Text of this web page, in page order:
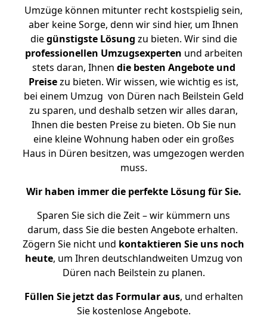
Umzüge können mitunter recht kostspielig sein,
aber keine Sorge, denn wir sind hier, um Ihnen
diegünstigste Lösung zu bieten. Wir sind die
professionellen Umzugsexperten und arbeiten
stets daran, Ihnen die besten Angebote und
Preisezu bieten. Wir wissen, wie wichtig es ist,
bei einem Umzug von Düren nach Beilstein Geld
zu sparen, und deshalb setzen wir alles daran,
Ihnen die besten Preise zu bieten. Ob Sie nun
eine kleine Wohnung haben oder ein großes
Haus in Düren besitzen, was umgezogen werden
muss.
Wir haben immer die perfekte Lösung für Sie.
Sparen Sie sich die Zeit – wir kümmern uns
darum, dass Sie die besten Angebote erhalten.
Zögern Sie nicht und kontaktieren Sie uns noch
heute, um Ihren deutschlandweiten Umzug von
Düren nach Beilstein zu planen.
Füllen Sie jetzt das Formular aus, und erhalten
Sie kostenlose Angebote.